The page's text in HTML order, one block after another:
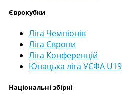
Єврокубки
Ліга Чемпіонів
Ліга Європи
Ліга Конференцій
Юнацька ліга УЄФА U19
Національні збірні